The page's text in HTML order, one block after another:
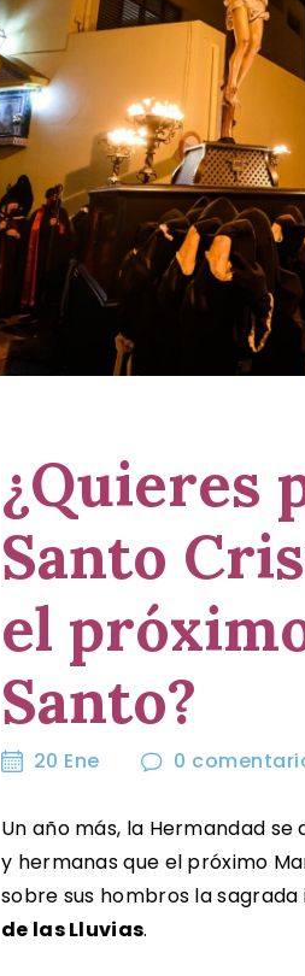
¿Quieres
Santo
el
Santo?
20 Ene 0
Un año más, la Hermandad
y hermanas que el próximo
sobre sus hombros la sagrada
de las Lluvias.